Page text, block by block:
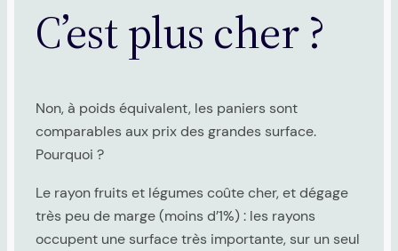
C’est plus cher ?
Non, à poids équivalent, les paniers sont
comparables aux prix des grandes surface.
Pourquoi ?
Le rayon fruits et légumes coûte cher, et dégage
très peu de marge (moins d’1%) : les rayons
occupent une surface très importante, sur un seul